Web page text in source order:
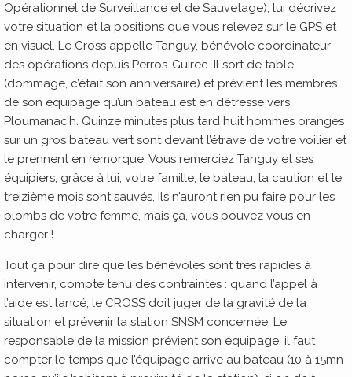
Opérationnel de Surveillance et de Sauvetage), lui décrivez
votre situation et la positions que vous relevez sur le GPS et
en visuel. Le Cross appelle Tanguy, bénévole coordinateur
des opérations depuis Perros-Guirec. Il sort de table
(dommage, c’était son anniversaire) et prévient les membres
de son équipage qu’un bateau est en détresse vers
Ploumanac’h. Quinze minutes plus tard huit hommes oranges
sur un gros bateau vert sont devant l’étrave de votre voilier et
le prennent en remorque. Vous remerciez Tanguy et ses
équipiers, grâce à lui, votre famille, le bateau, la caution et le
treizième mois sont sauvés, ils n’auront rien pu faire pour les
plombs de votre femme, mais ça, vous pouvez vous en
charger !
Tout ça pour dire que les bénévoles sont très rapides à
intervenir, compte tenu des contraintes : quand l’appel à
l’aide est lancé, le CROSS doit juger de la gravité de la
situation et prévenir la station SNSM concernée. Le
responsable de la mission prévient son équipage, il faut
compter le temps que l’équipage arrive au bateau (10 à 15mn